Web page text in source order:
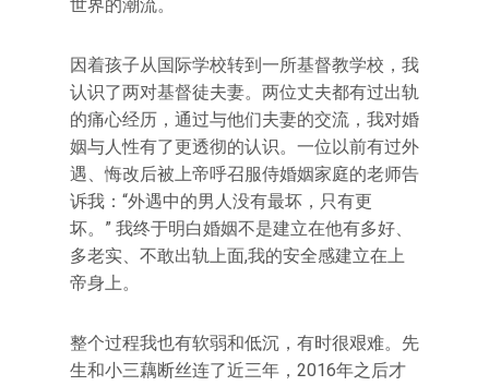
世界的潮流。
因着孩子从国际学校转到一所基督教学校，我
认识了两对基督徒夫妻。两位丈夫都有过出轨
的痛心经历，通过与他们夫妻的交流，我对婚
姻与人性有了更透彻的认识。一位以前有过外
遇、悔改后被上帝呼召服侍婚姻家庭的老师告
诉我：“外遇中的男人没有最坏，只有更
坏。” 我终于明白婚姻不是建立在他有多好、
多老实、不敢出轨上面,我的安全感建立在上
帝身上。
整个过程我也有软弱和低沉，有时很艰难。先
生和小三藕断丝连了近三年，2016年之后才